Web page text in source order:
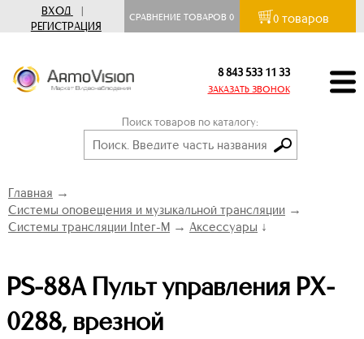
ВХОД
|
РЕГИСТРАЦИЯ
СРАВНЕНИЕ ТОВАРОВ0 0 товаров
8 843 533 11 33
ЗАКАЗАТЬ ЗВОНОК
Поиск товаров по каталогу:
Главная →
Системы оповещения и музыкальной трансляции →
Системы трансляции Inter-M → Аксессуары ↓
PS-88A Пульт управления PX-
0288, врезной